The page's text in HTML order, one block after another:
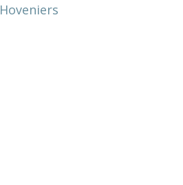
Hoveniers